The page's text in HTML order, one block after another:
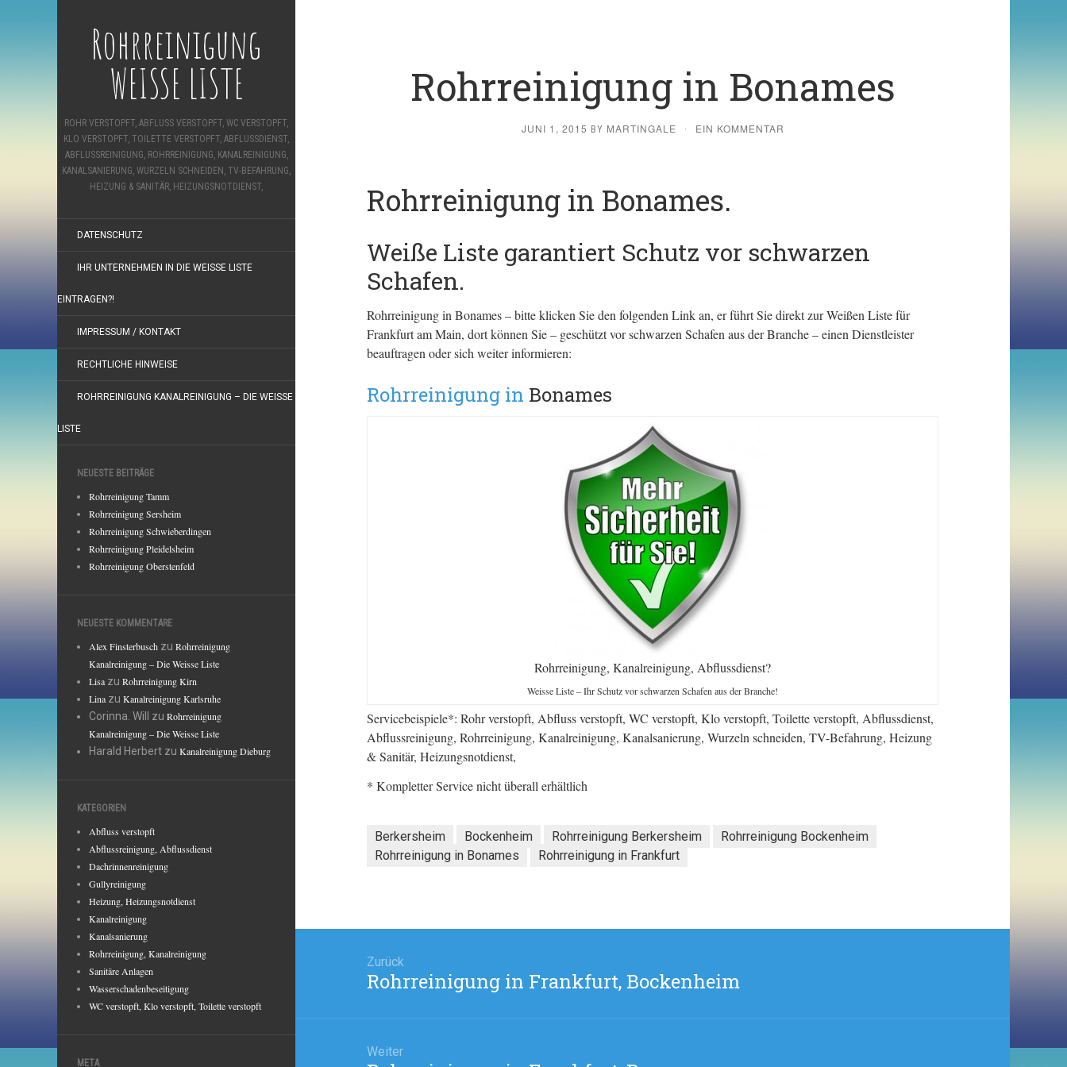
Rohrreinigung
WEISSE LISTE
ROHR VERSTOPFT, ABFLUSS VERSTOPFT, WC VERSTOPFT,
KLO VERSTOPFT, TOILETTE VERSTOPFT, ABFLUSSDIENST,
ABFLUSSREINIGUNG, ROHRREINIGUNG, KANALREINIGUNG,
KANALSANIERUNG, WURZELN SCHNEIDEN, TV-BEFAHRUNG,
HEIZUNG & SANITÄR, HEIZUNGSNOTDIENST,
DATENSCHUTZ
IHR UNTERNEHMEN IN DIE WEISSE LISTE E
INTRAGEN?!
IMPRESSUM / KONTAKT
RECHTLICHE HINWEISE
ROHRREINIGUNG KANALREINIGUNG – DIE WEISSE
LISTE
NEUESTE BEITRÄGE
Rohrreinigung Tamm
Rohrreinigung Sersheim
Rohrreinigung Schwieberdingen
Rohrreinigung Pleidelsheim
Rohrreinigung Oberstenfeld
NEUESTE KOMMENTARE
Alex Finsterbusch zu Rohrreinigung
Kanalreinigung – Die Weisse Liste
Lisa zu Rohrreinigung Kirn
Lina zu Kanalreinigung Karlsruhe
Corinna. Will
zu Rohrreinigung
Kanalreinigung – Die Weisse Liste
Harald Herbert zu Kanalreinigung Dieburg
KATEGORIEN
Abfluss verstopft
Abflussreinigung, Abflussdienst
Dachrinnenreinigung
Gullyreinigung
Heizung, Heizungsnotdienst
Kanalreinigung
Kanalsanierung
Rohrreinigung, Kanalreinigung
Sanitäre Anlagen
Wasserschadenbeseitigung
WC verstopft, Klo verstopft, Toilette verstopft
META
Rohrreinigung in Bonames
JUNI 1, 2015 BY MARTINGALE · EIN KOMMENTAR
Rohrreinigung in Bonames.
Weiße Liste garantiert Schutz vor schwarzen
Schafen.
Rohrreinigung in Bonames – bitte klicken Sie den folgenden Link an, er führt Sie direkt zur Weißen Liste für
Frankfurt am Main, dort können Sie – geschützt vor schwarzen Schafen aus der Branche – einen Dienstleister
beauftragen oder sich weiter informieren:
Rohrreinigung in Bonames
Rohrreinigung, Kanalreinigung, Abflussdienst?
Weisse Liste – Ihr Schutz vor schwarzen Schafen aus der Branche!
Servicebeispiele*: Rohr verstopft, Abfluss verstopft, WC verstopft, Klo verstopft, Toilette verstopft, Abflussdienst,
Abflussreinigung, Rohrreinigung, Kanalreinigung, Kanalsanierung, Wurzeln schneiden, TV-Befahrung, Heizung
& Sanitär, Heizungsnotdienst,
* Kompletter Service nicht überall erhältlich
Berkersheim Bockenheim Rohrreinigung Berkersheim
Rohrreinigung Bockenheim
Rohrreinigung in Bonames
Rohrreinigung in Frankfurt
Zurück
Vorheriger
Rohrreinigung in Frankfurt, Bockenheim
Weiter